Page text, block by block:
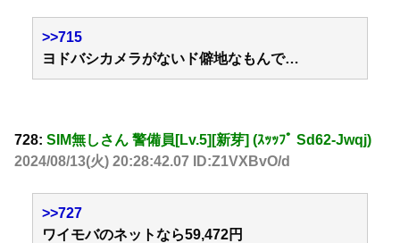
>>715
ヨドバシカメラがないド僻地なもんで…
728: SIM無しさん 警備員[Lv.5][新芽] (ｽｯｯﾌﾟ Sd62-Jwqj)
2024/08/13(火) 20:28:42.07 ID:Z1VXBvO/d
>>727
ワイモバのネットなら59,472円